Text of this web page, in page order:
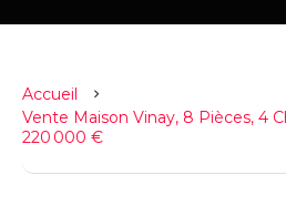
Accueil
Vente Maison Vinay, 8 Pièces, 4
220 000 €